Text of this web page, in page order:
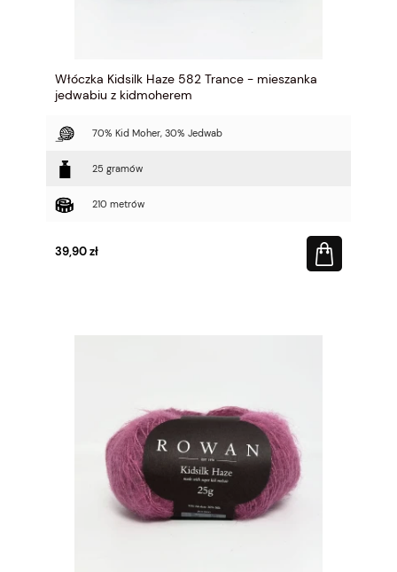
Włóczka Kidsilk Haze 582 Trance - mieszanka
jedwabiu z kidmoherem
70% Kid Moher, 30% Jedwab
25 gramów
210 metrów
39,90 zł